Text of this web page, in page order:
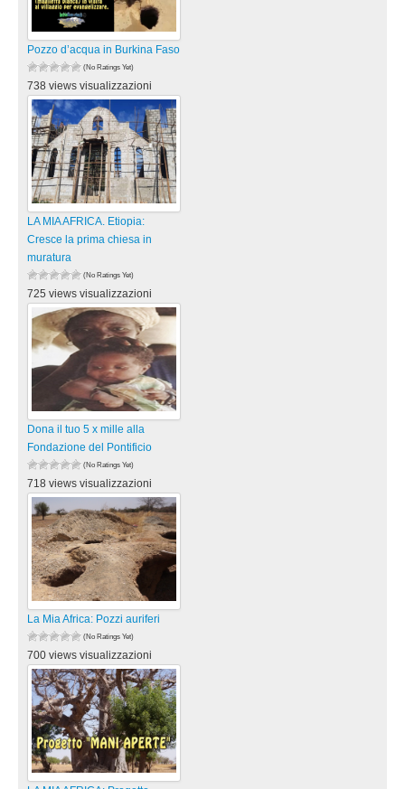
Pozzo d’acqua in Burkina Faso
(No Ratings Yet)
738 views visualizzazioni
LA MIA AFRICA. Etiopia:
Cresce la prima chiesa in
muratura
(No Ratings Yet)
725 views visualizzazioni
Dona il tuo 5 x mille alla
Fondazione del Pontificio
(No Ratings Yet)
718 views visualizzazioni
La Mia Africa: Pozzi auriferi
(No Ratings Yet)
700 views visualizzazioni